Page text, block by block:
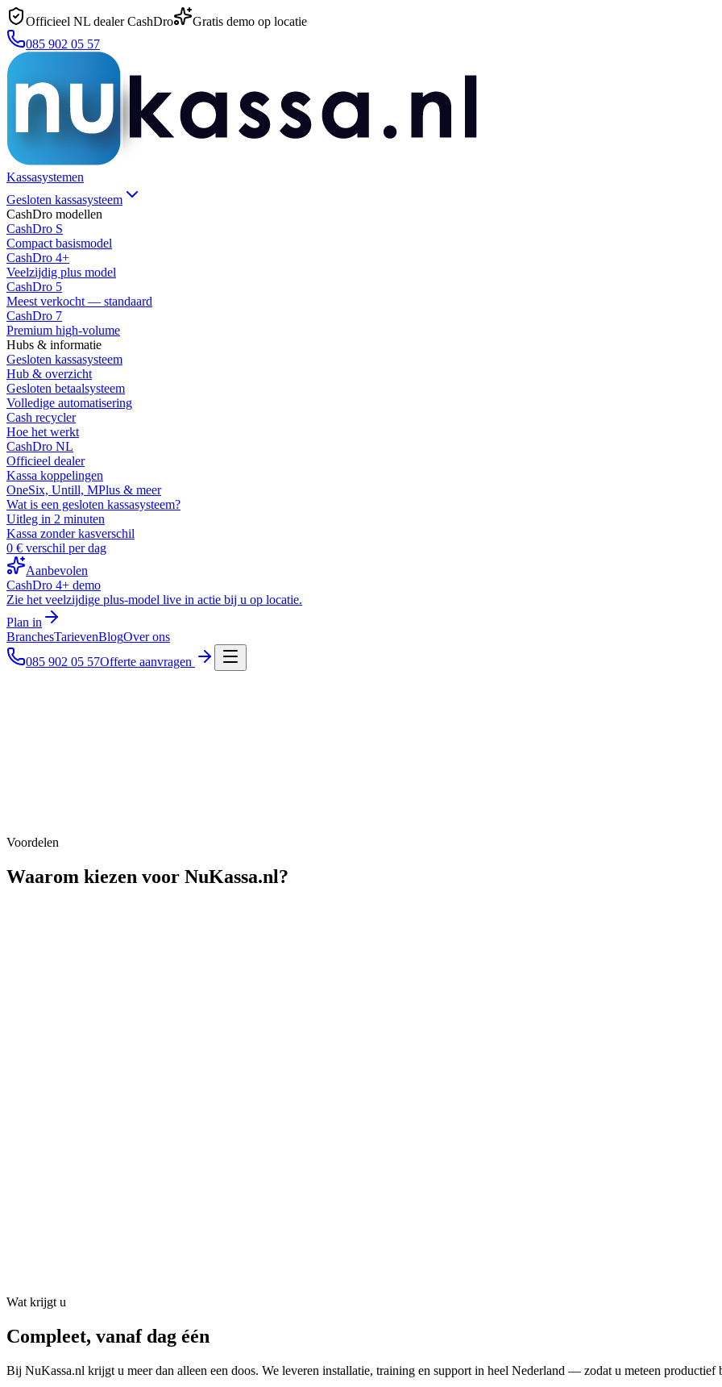
Officieel NL dealer CashDro
Gratis demo op locatie
085 902 05 57
Kassasystemen
Gesloten kassasysteem
CashDro modellen
CashDro S
Compact basismodel
CashDro 4+
Veelzijdig plus model
CashDro 5
Meest verkocht — standaard
CashDro 7
Premium high-volume
Hubs & informatie
Gesloten kassasysteem
Hub & overzicht
Gesloten betaalsysteem
Volledige automatisering
Cash recycler
Hoe het werkt
CashDro NL
Officieel dealer
Kassa koppelingen
OneSix, Untill, MPlus & meer
Wat is een gesloten kassasysteem?
Uitleg in 2 minuten
Kassa zonder kasverschil
0 € verschil per dag
Aanbevolen
CashDro 4+ demo
Zie het veelzijdige plus-model live in actie bij u op locatie.
Plan in
BranchesTarievenBlogOver ons
085 902 05 57Offerte aanvragen
Voordelen
Waarom kiezen voor NuKassa.nl?
Wat krijgt u
Compleet, vanaf dag één
Bij NuKassa.nl krijgt u meer dan alleen een doos. We leveren installatie, training en support in heel Nederland — zodat u meteen productief